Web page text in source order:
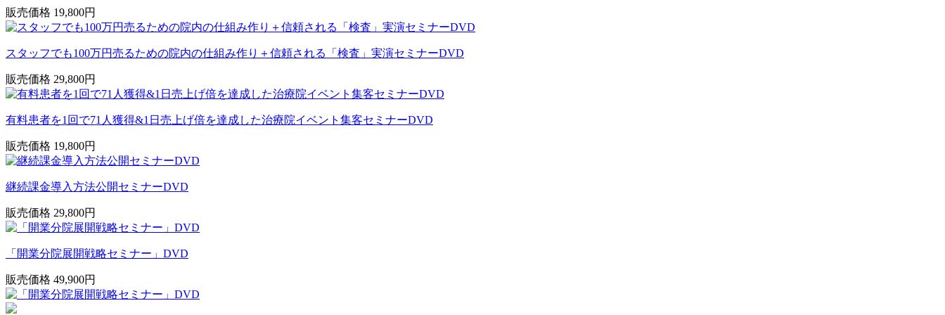
販売価格 19,800円
スタッフでも100万円売るための院内の仕組み作り＋信頼される「検査」実演セミナーDVD
販売価格 29,800円
有料患者を1回で71人獲得&1日売上げ倍を達成した治療院イベント集客セミナーDVD
販売価格 19,800円
継続課金導入方法公開セミナーDVD
販売価格 29,800円
「開業分院展開戦略セミナー」DVD
販売価格 49,900円